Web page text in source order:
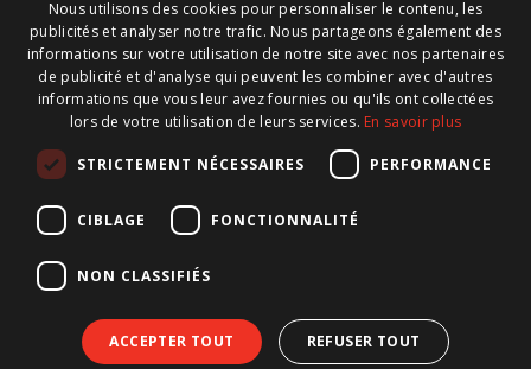
Newsletter
Inscrivez-vous à notre newsletter pour rester informé
des nouveaux produits, des actualités importantes et
des offres à ne pas manquer.
© 2026 BTS Tank Solutions
Nous utilisons des cookies pour personnaliser le contenu, les
publicités et analyser notre trafic. Nous partageons également des
informations sur votre utilisation de notre site avec nos partenaires
de publicité et d'analyse qui peuvent les combiner avec d'autres
informations que vous leur avez fournies ou qu'ils ont collectées
lors de votre utilisation de leurs services. En savoir plus
STRICTEMENT NÉCESSAIRES PERFORMANCE
CIBLAGE FONCTIONNALITÉ
NON CLASSIFIÉS
ACCEPTER TOUT REFUSER TOUT